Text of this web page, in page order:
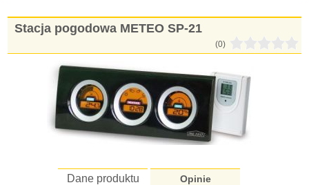
Stacja pogodowa METEO SP-21
(0)
Dane produktu Opinie